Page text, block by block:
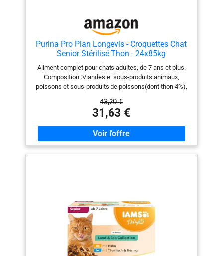
Purina Pro Plan Longevis - Croquettes Chat
Senior Stérilisé Thon - 24x85kg
Aliment complet pour chats adultes, de 7 ans et plus.
Composition :Viandes et sous-produits animaux,
poissons et sous-produits de poissons(dont thon 4%),
sous-produits d’origine végétale, sucres. Constituants
analytiques :Humidité : 75%Protéine : 10,2%Teneur en
matières grasses : 9,4%Cendres brutes : 2,8%Cellulose
brute : 0,2% Pour un chat de 4 kg, donner 3 boites/jour
en 2 repas séparés au moins. Les besoins individuels
peuvent varier et le rationnement doit être adapté pour
un poste fixeService consommateurs - BP900 - 77446
Marne la Vallée Cedex 23
43,20 €
31,63 €